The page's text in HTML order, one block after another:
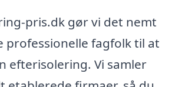
pris.dk gør vi det nemt
professionelle fagfolk til at
efterisolering. Vi samler